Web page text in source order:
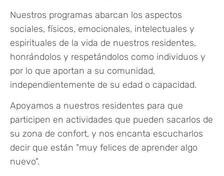
Nuestros programas abarcan los aspectos
sociales, físicos, emocionales, intelectuales y
espirituales de la vida de nuestros residentes,
honrándolos y respetándolos como individuos y
por lo que aportan a su comunidad,
independientemente de su edad o capacidad.
Apoyamos a nuestros residentes para que
participen en actividades que pueden sacarlos de
su zona de confort, y nos encanta escucharlos
decir que están "muy felices de aprender algo
nuevo".